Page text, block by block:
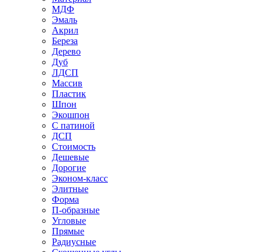
МДФ
Эмаль
Акрил
Береза
Дерево
Дуб
ЛДСП
Массив
Пластик
Шпон
Экошпон
С патиной
ДСП
Стоимость
Дешевые
Дорогие
Эконом-класс
Элитные
Форма
П-образные
Угловые
Прямые
Радиусные